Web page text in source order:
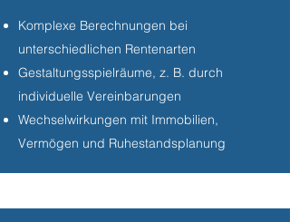
Komplexe Berechnungen bei
unterschiedlichen Rentenarten
Gestaltungsspielräume, z. B. durch
individuelle Vereinbarungen
Wechselwirkungen mit Immobilien,
Vermögen und Ruhestandsplanung